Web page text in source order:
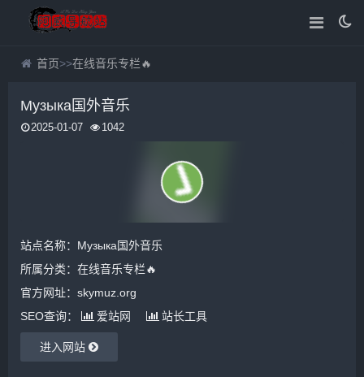
首页>>在线音乐专栏🔥
Музыка国外音乐
2025-01-07 1042
站点名称：Музыка国外音乐
所属分类： 在线音乐专栏🔥
官方网址：skymuz.org
SEO查询：
爱站网 站长工具
进入网站